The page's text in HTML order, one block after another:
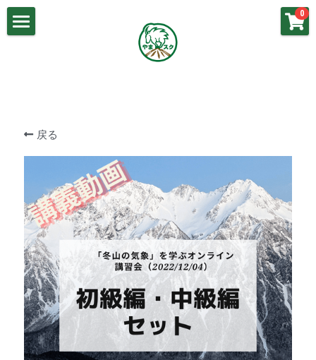
0
秋山の気象
冬山の気象
よくあるご質問
お問い合わせ
やまスク
検索
戻る
×
ストアカテゴリー
講義動画：春山の気象
講義動画：冬山の気象
講義動画：秋山の気象
講義動画：夏山の気象